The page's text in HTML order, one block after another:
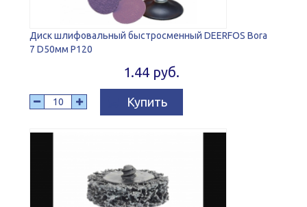
Диск шлифовальный быстросменный DEERFOS Bora
7 D50мм P120
1.44 руб.
Купить